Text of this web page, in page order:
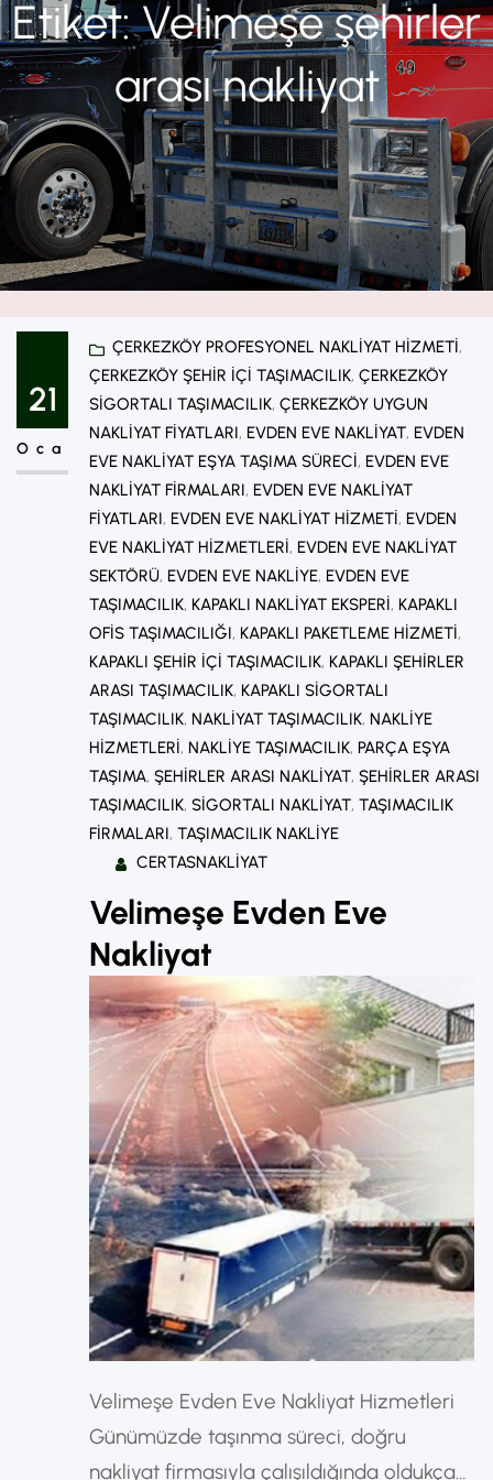
Etiket:Velimeşe şehirler
arası nakliyat
21
Oca
ÇERKEZKÖY PROFESYONEL NAKLIYAT HIZMETI
ÇERKEZKÖY ŞEHIR IÇI TAŞIMACILIK, ÇERKEZKÖY
SIGORTALI TAŞIMACILIK, ÇERKEZKÖY UYGUN
NAKLIYAT FIYATLARI, EVDEN EVE NAKLIYAT, EVDEN
EVE NAKLIYAT EŞYA TAŞIMA SÜRECI, EVDEN EVE
NAKLIYAT FIRMALARI, EVDEN EVE NAKLIYAT
FIYATLARI, EVDEN EVE NAKLIYAT HIZMETI, EVDEN
EVE NAKLIYAT HIZMETLERI, EVDEN EVE NAKLIYAT
SEKTÖRÜ, EVDEN EVE NAKLIYE, EVDEN EVE
TAŞIMACILIK, KAPAKLI NAKLIYAT EKSPERI, KAPAKLI
OFIS TAŞIMACILIĞI, KAPAKLI PAKETLEME HIZMETI
KAPAKLI ŞEHIR IÇI TAŞIMACILIK, KAPAKLI ŞEHIRLER
ARASI TAŞIMACILIK, KAPAKLI SIGORTALI
TAŞIMACILIK, NAKLIYAT TAŞIMACILIK, NAKLIYE
HIZMETLERI, NAKLIYE TAŞIMACILIK, PARÇA EŞYA
TAŞIMA, ŞEHIRLER ARASI NAKLIYAT, ŞEHIRLER ARASI
TAŞIMACILIK, SIGORTALI NAKLIYAT, TAŞIMACILIK
FIRMALARI, TAŞIMACILIK NAKLIYE
CERTASNAKLIYAT
Velimeşe Evden Eve
Nakliyat
Velimeşe Evden Eve Nakliyat Hizmetleri
Günümüzde taşınma süreci, doğru
nakliyat firmasıyla çalışıldığında oldukça